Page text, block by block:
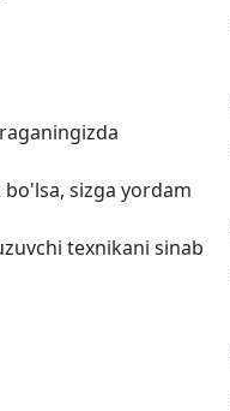
sizga yordam
texnikani sinab